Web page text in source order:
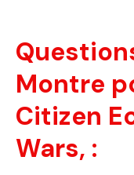
Montre
Citizen
Wars, :